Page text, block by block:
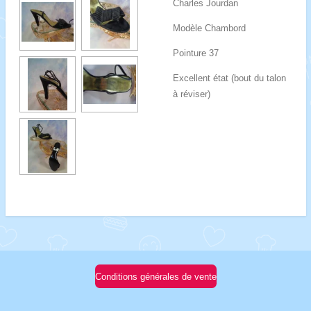
Charles Jourdan
Modèle Chambord
Pointure 37
Excellent état (bout du talon
à réviser)
Conditions générales de vente